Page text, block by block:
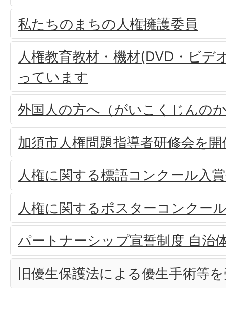
私たちのまちの人権擁護委員
人権教育教材・機材(DVD・ビデ
っています
外国人の方へ（がいこくじんの
加須市人権問題指導者研修会を
人権に関する標語コンクール入
人権に関するポスターコンクー
パートナーシップ宣誓制度 自治
旧優生保護法による優生手術等